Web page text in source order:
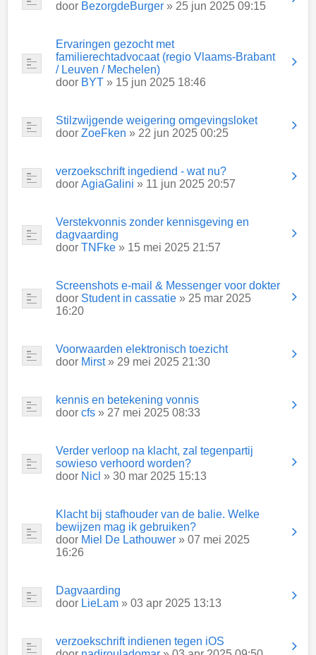
door BezorgdeBurger » 25 jun 2025 09:15
Ervaringen gezocht met
familierechtadvocaat (regio Vlaams-Brabant
/ Leuven / Mechelen)
door BYT » 15 jun 2025 18:46
Stilzwijgende weigering omgevingsloket
door ZoeFken » 22 jun 2025 00:25
verzoekschrift ingediend - wat nu?
door AgiaGalini » 11 jun 2025 20:57
Verstekvonnis zonder kennisgeving en
dagvaarding
door TNFke » 15 mei 2025 21:57
Screenshots e-mail & Messenger voor dokter
door Student in cassatie » 25 mar 2025
16:20
Voorwaarden elektronisch toezicht
door Mirst» 29 mei 2025 21:30
kennis en betekening vonnis
door cfs » 27 mei 2025 08:33
Verder verloop na klacht, zal tegenpartij
sowieso verhoord worden?
door Nicl » 30 mar 2025 15:13
Klacht bij stafhouder van de balie. Welke
bewijzen mag ik gebruiken?
door Miel De Lathouwer » 07 mei 2025
16:26
Dagvaarding
door LieLam » 03 apr 2025 13:13
verzoekschrift indienen tegen iOS